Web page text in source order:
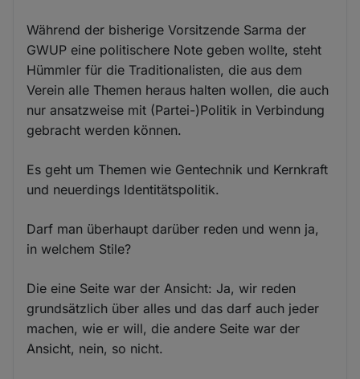
Während der bisherige Vorsitzende Sarma der
GWUP eine politischere Note geben wollte, steht
Hümmler für die Traditionalisten, die aus dem
Verein alle Themen heraus halten wollen, die auch
nur ansatzweise mit (Partei-)Politik in Verbindung
gebracht werden können.
Es geht um Themen wie Gentechnik und Kernkraft
und neuerdings Identitätspolitik.
Darf man überhaupt darüber reden und wenn ja,
in welchem Stile?
Die eine Seite war der Ansicht: Ja, wir reden
grundsätzlich über alles und das darf auch jeder
machen, wie er will, die andere Seite war der
Ansicht, nein, so nicht.